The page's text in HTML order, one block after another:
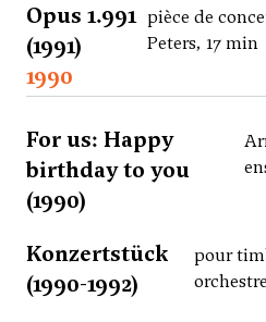
Opus 1.991
(1991)
pièce de
Peters, 17 min
1990
For us: Happy
birthday to you
(1990)
Konzertstück
(1990-1992)
pour